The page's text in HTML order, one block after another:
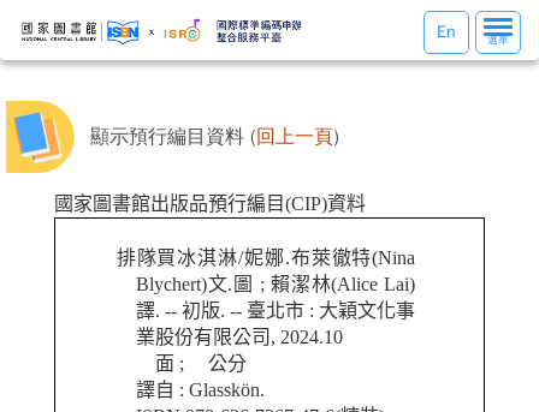
選
單
選單
En
顯示預行編目資料 (回上一頁)
國家圖書館出版品預行編目(CIP)資料
排隊買冰淇淋/妮娜.布萊徹特(Nina
Blychert)文.圖 ; 賴潔林(Alice Lai)
譯. -- 初版. -- 臺北市 : 大穎文化事
業股份有限公司, 2024.10
面 ; 公分
譯自 : Glasskön.